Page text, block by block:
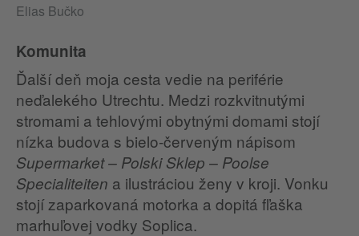
Elias Bučko
Komunita
Ďalší deň moja cesta vedie na periférie
neďalekého Utrechtu. Medzi rozkvitnutými
stromami a tehlovými obytnými domami stojí
nízka budova s bielo-červeným nápisom
Supermarket – Polski Sklep – Poolse
Specialiteiten a ilustráciou ženy v kroji. Vonku
stojí zaparkovaná motorka a dopitá fľaška
marhuľovej vodky Soplica.